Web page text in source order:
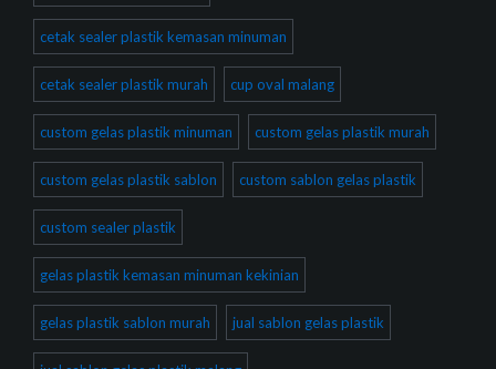
cetak sealer plastik kemasan minuman
cetak sealer plastik murah cup oval malang
custom gelas plastik minuman custom gelas plastik murah
custom gelas plastik sablon custom sablon gelas plastik
custom sealer plastik
gelas plastik kemasan minuman kekinian
gelas plastik sablon murah jual sablon gelas plastik